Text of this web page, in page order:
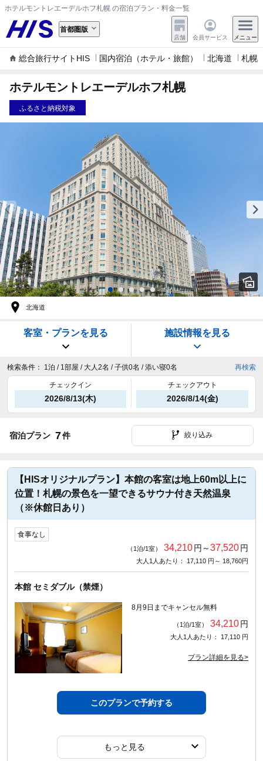
ホテルモントレエーデルホフ札幌 の宿泊プラン・料金一覧
首都圏版
店舗 会員サービス メニュー
総合旅行サイトHIS 国内宿泊（ホテル・旅館） 北海道 札幌
ホテルモントレエーデルホフ札幌
ふるさと納税対象
北海道
客室・プランを見る 施設情報を見る
検索条件： 1泊 / 1部屋 / 大人2名 / 子供0名 / 添い寝0名 再検索
チェックイン
2026/8/13(木)
チェックアウト
2026/8/14(金)
宿泊プラン 7件 絞り込み
【HISオリジナルプラン】本館の客室は地上60m以上に
位置！札幌の景色を一望できるサウナ付き天然温泉
（※休館日あり）
食事なし
（1泊/1室） 34,210円～37,520円
大人1人あたり： 17,110 円～ 18,760円
本館 セミダブル（禁煙）
8月9日までキャンセル無料
（1泊/1室） 34,210円
大人1人あたり： 17,110 円
プラン詳細を見る>
このプランで予約する
もっと見る